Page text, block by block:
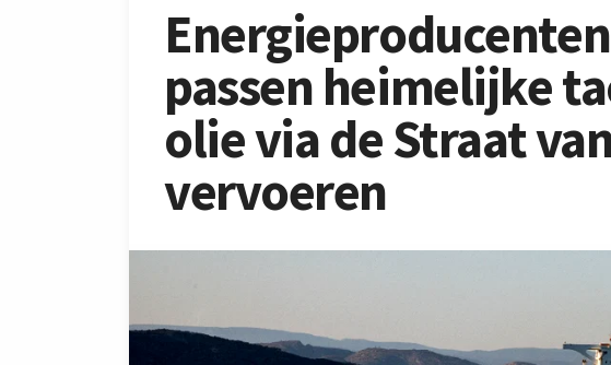
passen heimelijke
olie via de Straat
vervoeren